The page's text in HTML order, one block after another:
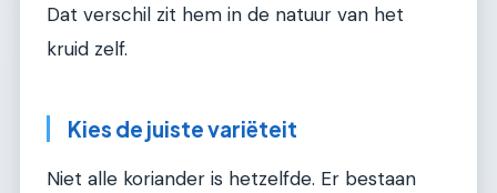
Dat verschil zit hem in de natuur van het
kruid zelf.
Kies de juiste variëteit
Niet alle koriander is hetzelfde. Er bestaan